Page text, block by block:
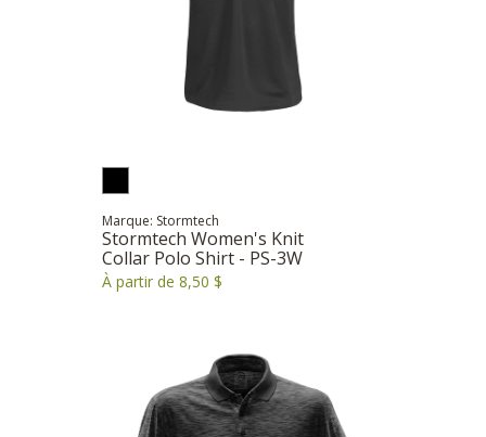
Marque: Stormtech
Stormtech Women's Knit
Collar Polo Shirt - PS-3W
À partir de 8,50 $